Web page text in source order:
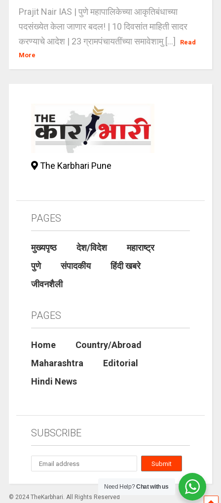
Prajit Nair IAS | पुणे महापालिकेच्या आकृतिबंधाच्या
पदसंख्येत केला जाणार बदल! | 10 दिवसांत माहिती सादर
करण्याचे आदेश | 23 ग्रामपंचायतींच्या समावेशामु [...]
Read
More
The Karbhari Pune
PAGES
मुख्यपृष्ठ देश/विदेश
महाराष्ट्र
पुणे
संपादकीय
हिंदी खबरे
जीवनशैली
PAGES
Home
Country/Abroad
Maharashtra
Editorial
Hindi News
SUBSCRIBE
© 2024 TheKarbhari. All Rights Reserved
Need Help?Chat with us